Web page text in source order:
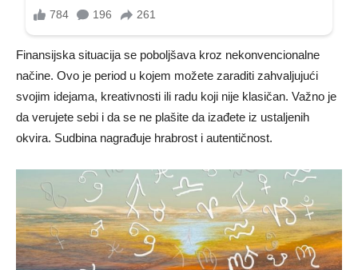
Finansijska situacija se poboljšava kroz nekonvencionalne
načine. Ovo je period u kojem možete zaraditi zahvaljujući
svojim idejama, kreativnosti ili radu koji nije klasičan. Važno je
da verujete sebi i da se ne plašite da izađete iz ustaljenih
okvira. Sudbina nagrađuje hrabrost i autentičnost.